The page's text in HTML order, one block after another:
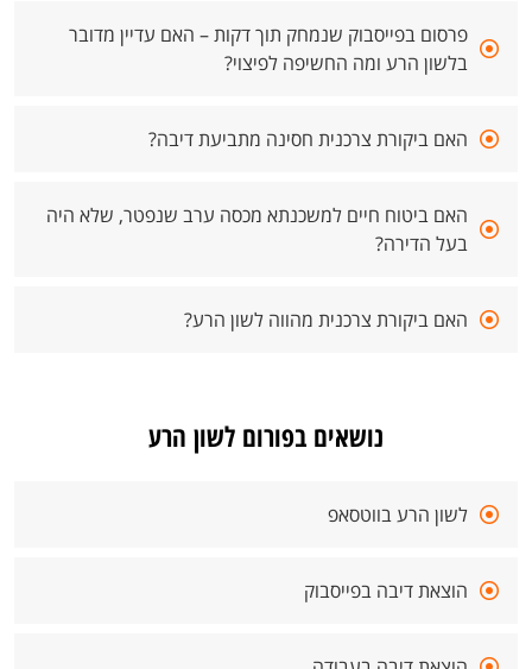
פרסום בפייסבוק שנמחק תוך דקות – האם עדיין מדובר
בלשון הרע ומה החשיפה לפיצוי?
האם ביקורת צרכנית חסינה מתביעת דיבה?
האם ביטוח חיים למשכנתא מכסה ערב שנפטר, שלא היה
בעל הדירה?
האם ביקורת צרכנית מהווה לשון הרע?
נושאים בפורום לשון הרע
לשון הרע בווטסאפ
הוצאת דיבה בפייסבוק